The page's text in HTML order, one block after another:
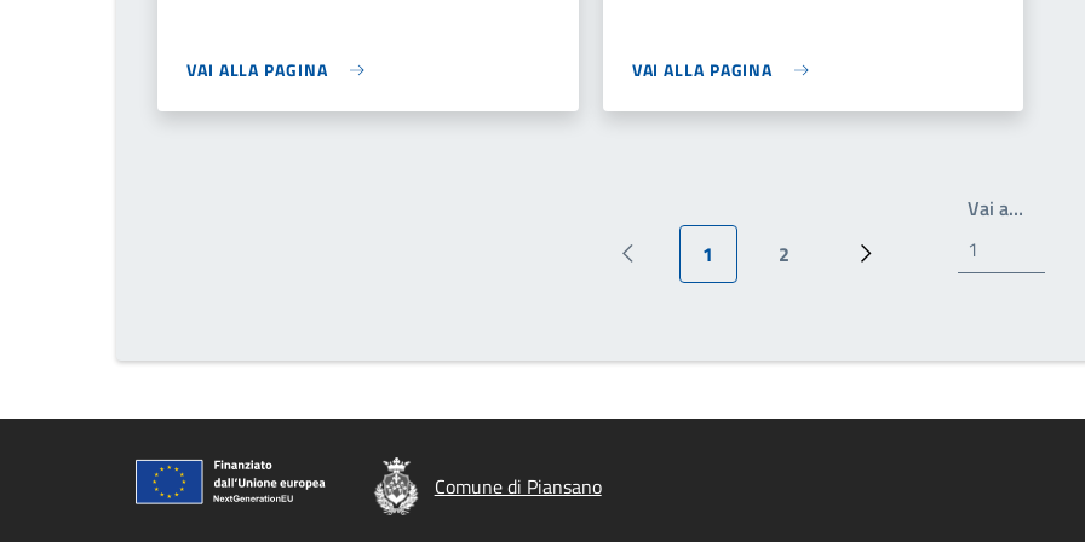
VAI ALLA PAGINA VAI ALLA PAGINA
Pagina precedente
Pagina attuale
1
Pagina
2
Prossima pagina
Vai a…Write
Comune di Piansano